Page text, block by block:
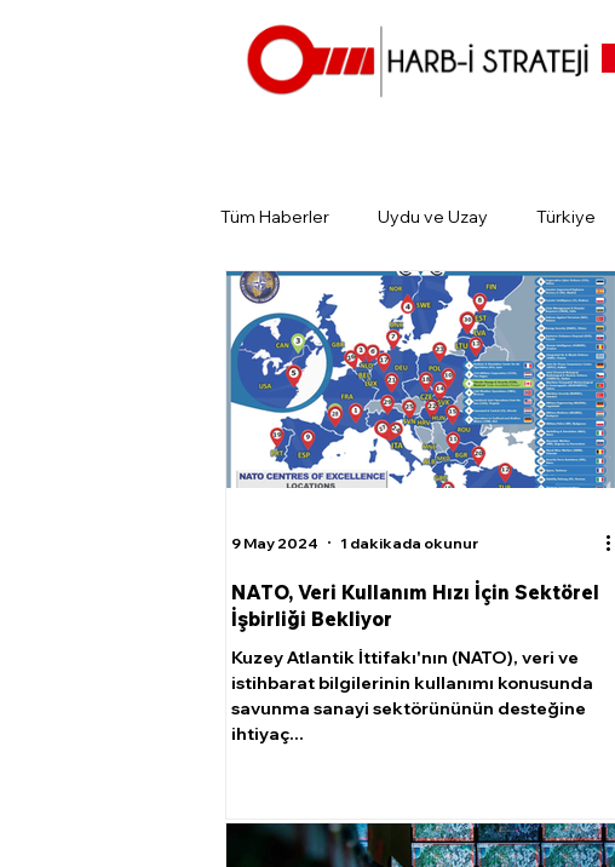
Tüm Haberler Uydu ve Uzay Türkiye
Günün Gündemi Tarihin Gündemi
NATO, Veri Kullanım Hızı İçin Sektörel
İşbirliği Bekliyor
Kuzey Atlantik İttifakı'nın (NATO), veri ve
istihbarat bilgilerinin kullanımı konusunda
savunma sanayi sektörününün desteğine
ihtiyaç...
9 May 2024 1 dakikada okunur